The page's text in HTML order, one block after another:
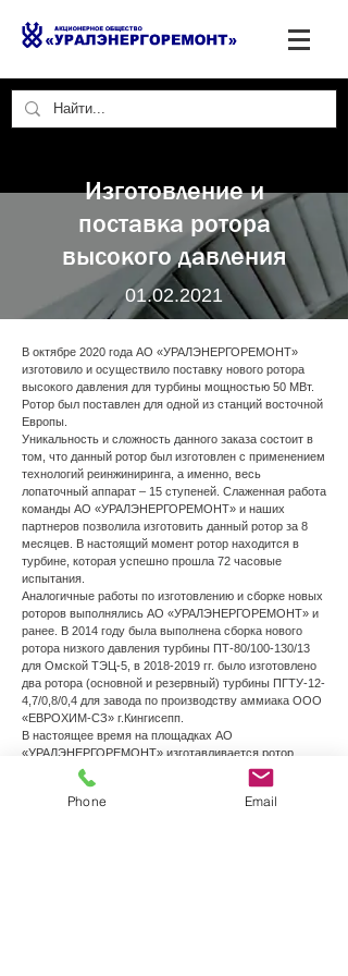
Изготовление и
поставка ротора
высокого давления
01.02.2021
В октябре 2020 года АО «УРАЛЭНЕРГОРЕМОНТ»
изготовило и осуществило поставку нового ротора
высокого давления для турбины мощностью 50 МВт.
Ротор был поставлен для одной из станций восточной
Европы.
Уникальность и сложность данного заказа состоит в
том, что данный ротор был изготовлен с применением
технологий реинжиниринга, а именно, весь
лопаточный аппарат – 15 ступеней. Слаженная работа
команды АО «УРАЛЭНЕРГОРЕМОНТ» и наших
партнеров позволила изготовить данный ротор за 8
месяцев. В настоящий момент ротор находится в
турбине, которая успешно прошла 72 часовые
испытания.
Аналогичные работы по изготовлению и сборке новых
роторов выполнялись АО «УРАЛЭНЕРГОРЕМОНТ» и
ранее. В 2014 году была выполнена сборка нового
ротора низкого давления турбины ПТ-80/100-130/13
для Омской ТЭЦ-5, в 2018-2019 гг. было изготовлено
два ротора (основной и резервный) турбины ПГТУ-12-
4,7/0,8/0,4 для завода по производству аммиака ООО
«ЕВРОХИМ-СЗ» г.Кингисепп.
В настоящее время на площадках АО
«УРАЛЭНЕРГОРЕМОНТ» изготавливается ротор
высокого давления турбины К-160-130 для
Красноярской ГРЭС-2
Phone Email